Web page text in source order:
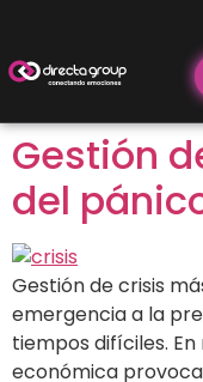
Gestión
del
Gestión de crisis
emergencia a la
tiempos difíciles.
económica